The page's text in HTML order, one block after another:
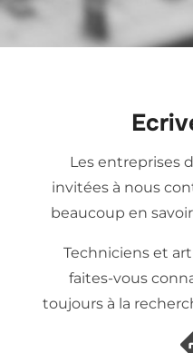
Les entreprises
invitées à nous
beaucoup en
Techniciens et
faites-vous
toujours à la